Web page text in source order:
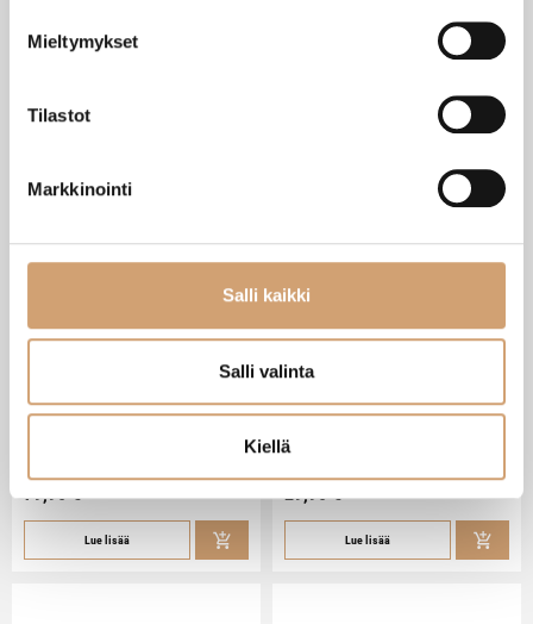
Mieltymykset
Tilastot
Markkinointi
Salli kaikki
Salli valinta
Kiellä
Zassenhaus Gera sähköinen
pippurimylly 18cm
79,90€
Lue lisää
Ibili Sushisetti
Heti saatavilla verkkokaupasta
29,90€
Lue lisää